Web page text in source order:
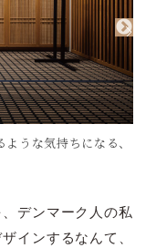
うな気持ちになる、
デンマーク人の私
インするなんて、